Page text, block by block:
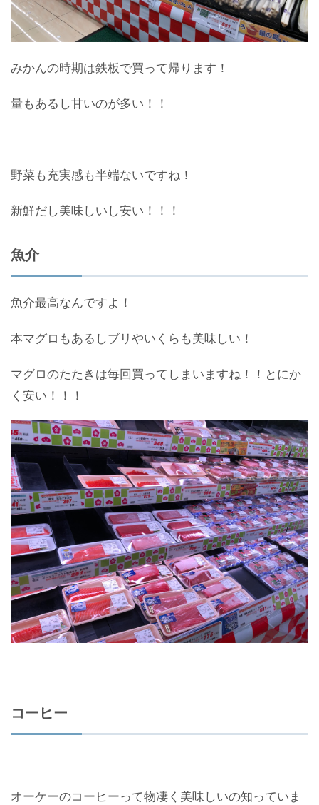
みかんの時期は鉄板で買って帰ります！
量もあるし甘いのが多い！！
野菜も充実感も半端ないですね！
新鮮だし美味しいし安い！！！
魚介
魚介最高なんですよ！
本マグロもあるしブリやいくらも美味しい！
マグロのたたきは毎回買ってしまいますね！！とにか
く安い！！！
コーヒー
オーケーのコーヒーって物凄く美味しいの知っていま